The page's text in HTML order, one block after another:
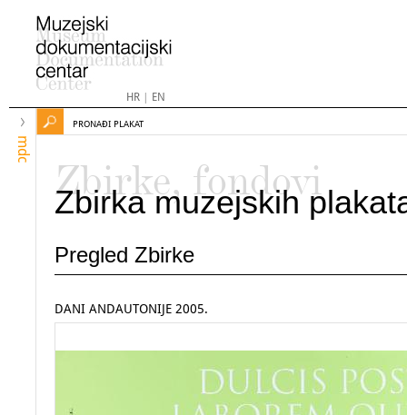
HR| EN
mdc
PRONAĐI PLAKAT
Zbirke, fondovi
Zbirka muzejskih
Pregled Zbirke
DANI ANDAUTONIJE 2005.